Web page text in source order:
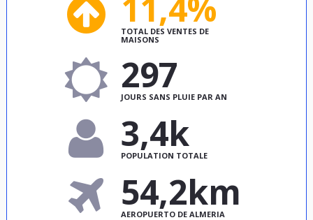
TOTAL DES VENTES DE
MAISONS
297
JOURS SANS PLUIE PAR AN
3,4k
POPULATION TOTALE
54,2km
AEROPUERTO DE ALMERIA